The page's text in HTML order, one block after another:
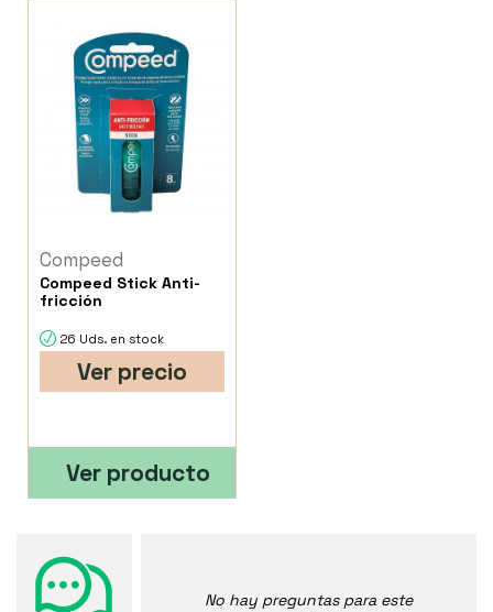
Compeed
Compeed Stick Anti-
fricción
26 Uds. en stock
Ver precio
Ver producto
No hay preguntas para este